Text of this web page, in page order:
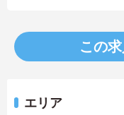
この
エリア